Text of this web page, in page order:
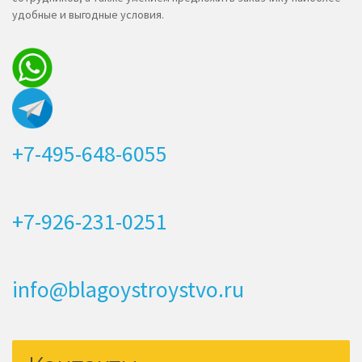
удобные и выгодные условия.
+7-495-648-6055
+7-926-231-0251
info@blagoystroystvo.ru